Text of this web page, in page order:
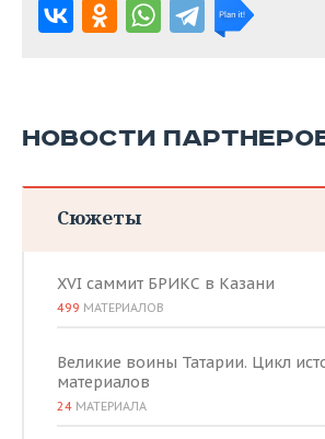
НОВОСТИ
Сюжеты
XVI саммит БРИКС в Казани
499 МАТЕРИАЛОВ
Великие воины Татарии. Цикл
материалов
24 МАТЕРИАЛА